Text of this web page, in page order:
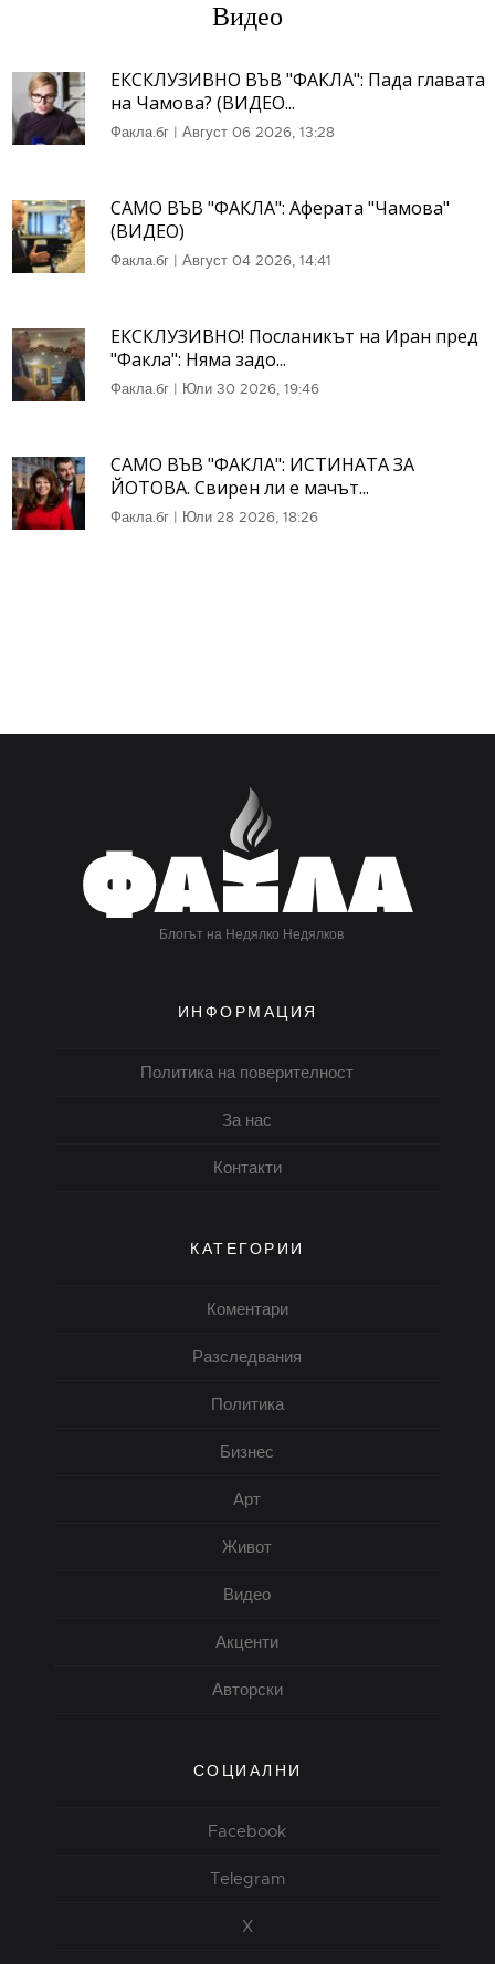
Видео
ЕКСКЛУЗИВНО ВЪВ "ФАКЛА": Пада главата
на Чамова? (ВИДЕО...
Факла.бг | Август 06 2026, 13:28
САМО ВЪВ "ФАКЛА": Аферата "Чамова"
(ВИДЕО)
Факла.бг | Август 04 2026, 14:41
ЕКСКЛУЗИВНО! Посланикът на Иран пред
"Факла": Няма задо...
Факла.бг | Юли 30 2026, 19:46
САМО ВЪВ "ФАКЛА": ИСТИНАТА ЗА
ЙОТОВА. Свирен ли е мачът...
Факла.бг | Юли 28 2026, 18:26
Блогът на Недялко Недялков
ИНФОРМАЦИЯ
Политика на поверителност
За нас
Контакти
КАТЕГОРИИ
Коментари
Разследвания
Политика
Бизнес
Арт
Живот
Видео
Акценти
Авторски
СОЦИАЛНИ
Facebook
Telegram
X